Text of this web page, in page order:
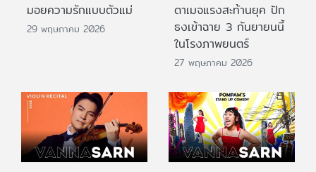
มอยความรักแบบตัวแม่
29 พฤษภาคม 2026
ดาเมจแรงสะท้านยุค ปัก
ธงเข้าฉาย 3 กันยายนนี้
ในโรงภาพยนตร์
27 พฤษภาคม 2026